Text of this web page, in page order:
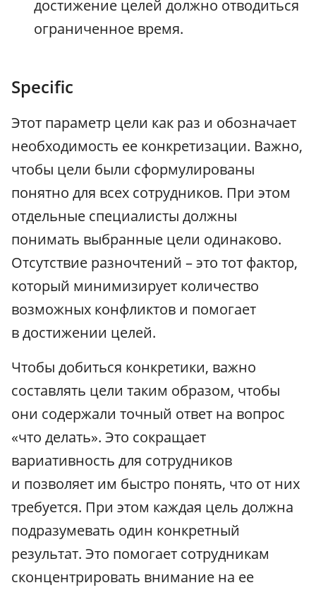
достижение целей должно отводиться
ограниченное время.
Specific
Этот параметр цели как раз и обозначает
необходимость ее конкретизации. Важно,
чтобы цели были сформулированы
понятно для всех сотрудников. При этом
отдельные специалисты должны
понимать выбранные цели одинаково.
Отсутствие разночтений – это тот фактор,
который минимизирует количество
возможных конфликтов и помогает
в достижении целей.
Чтобы добиться конкретики, важно
составлять цели таким образом, чтобы
они содержали точный ответ на вопрос
«что делать». Это сокращает
вариативность для сотрудников
и позволяет им быстро понять, что от них
требуется. При этом каждая цель должна
подразумевать один конкретный
результат. Это помогает сотрудникам
сконцентрировать внимание на ее